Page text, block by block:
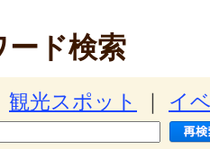
ード検索
観光スポット イ